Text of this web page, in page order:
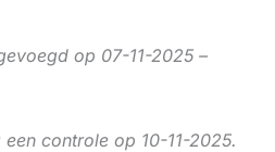
op 07-11-2025 –
controle op 10-11-2025.